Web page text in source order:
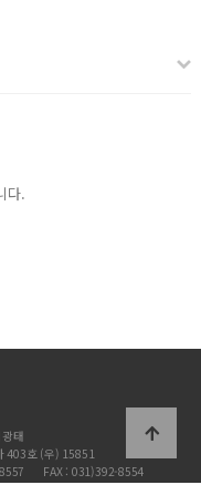
다.
태
403호 (우) 15851
FAX : 031)392-8554